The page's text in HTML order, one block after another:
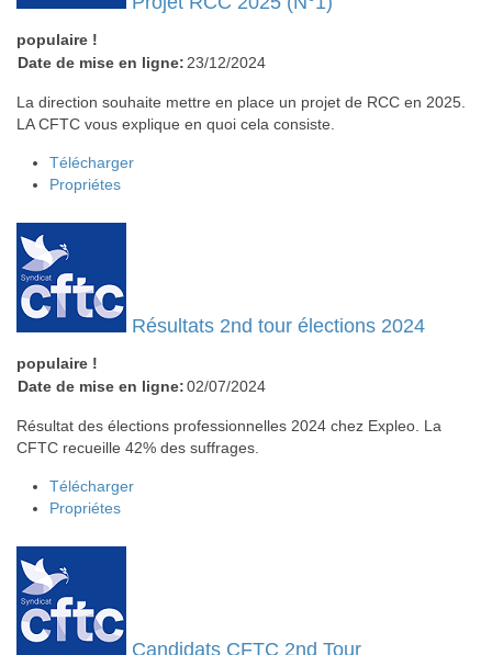
populaire !
Date de mise en ligne: 23/12/2024
La direction souhaite mettre en place un projet de RCC en 2025.
LA CFTC vous explique en quoi cela consiste.
Télécharger
Propriétes
Résultats 2nd tour élections 2024
populaire !
Date de mise en ligne:02/07/2024
Résultat des élections professionnelles 2024 chez Expleo. La
CFTC recueille 42% des suffrages.
Télécharger
Propriétes
Candidats CFTC 2nd Tour